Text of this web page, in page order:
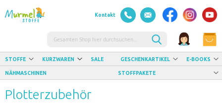
Kontakt
Suche
STOFFE KURZWAREN SALE GESCHENKARTIKEL E-BOOKS
NÄHMASCHINEN STOFFPAKETE
Plotterzubehör